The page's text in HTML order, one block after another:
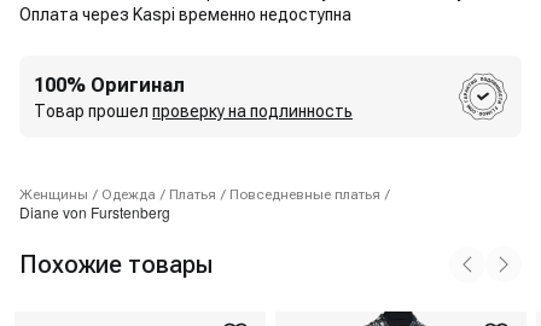
Оплата через Kaspi временно недоступна
100% Оригинал
Товар прошел проверку на подлинность
Женщины / Одежда / Платья / Повседневные платья /
Diane von Furstenberg
Похожие товары